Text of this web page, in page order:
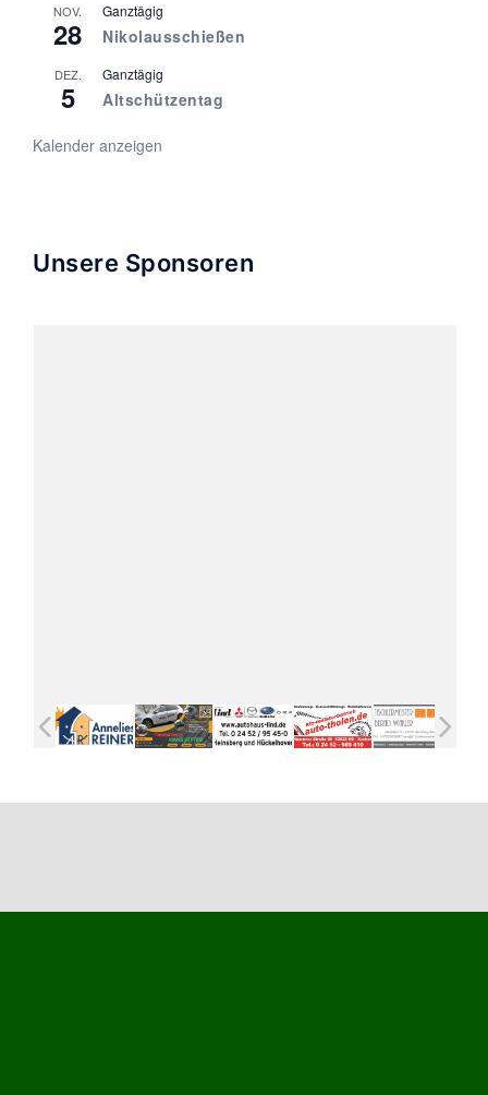
NOV.
28
Ganztägig
Nikolausschießen
DEZ.
5
Ganztägig
Altschützentag
Kalender anzeigen
Unsere Sponsoren